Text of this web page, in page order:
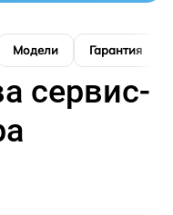
Модели Гарантия
сервис-